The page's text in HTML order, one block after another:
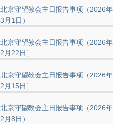
北京守望教会主日报告事项（2026年
3月1日）
北京守望教会主日报告事项（2026年
2月22日）
北京守望教会主日报告事项（2026年
2月15日）
北京守望教会主日报告事项（2026年
2月8日）